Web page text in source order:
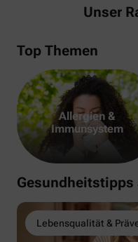
Unser
Top Themen
Allergien &
Immunsystem
Gesundheitstipps
Lebensqualität &